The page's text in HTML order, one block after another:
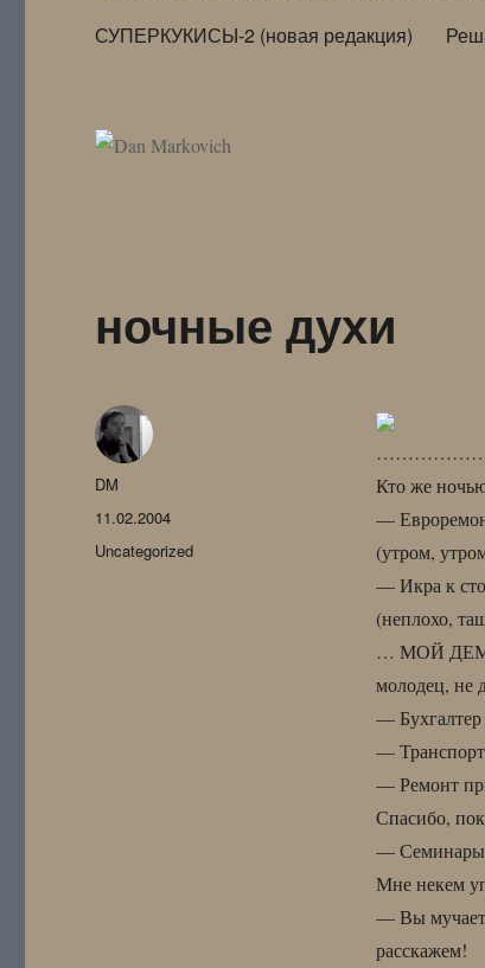
СУПЕРКУКИСЫ-2 (новая редакция)
ночные духи
Кто же
—
(утром,
— Икра к
(неплохо,
… МОЙ
молодец, не
—
—
— Ремонт
Спасибо,
— Семинары
Мне некем
— Вы
расскажем!
Автор
DM
Опубликовано
11.02.2004
Рубрики
Uncategorized